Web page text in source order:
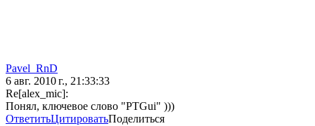
Pavel_RnD
6 авг. 2010 г., 21:33:33
Re[alex_mic]:
Понял, ключевое слово "PTGui" )))
ОтветитьЦитироватьПоделиться